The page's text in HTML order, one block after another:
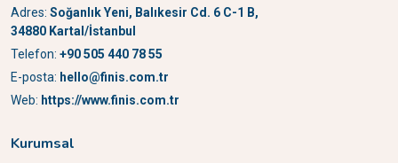
Adres: Soğanlık Yeni, Balıkesir Cd. 6 C-1 B,
34880 Kartal/İstanbul
Telefon: +90 505 440 78 55
E-posta: hello@finis.com.tr
Web: https://www.finis.com.tr
Kurumsal